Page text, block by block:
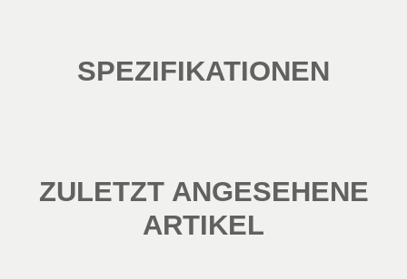
SPEZIFIKATIONEN
ZULETZT ANGESEHENE
ARTIKEL